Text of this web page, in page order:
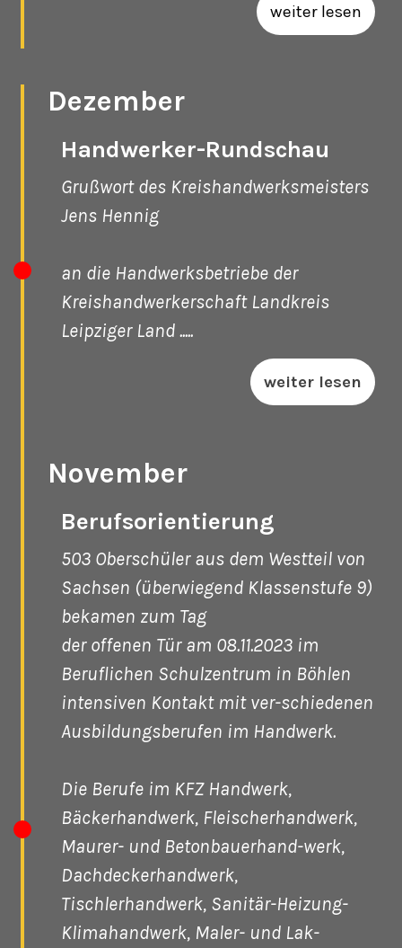
weiter lesen
Handwerker-Rundschau
Grußwort des Kreishandwerksmeisters
Jens Hennig
an die Handwerksbetriebe der
Kreishandwerkerschaft Landkreis
Leipziger Land .....
weiter lesen
Dezember
Berufsorientierung
503 Oberschüler aus dem Westteil von
Sachsen (überwiegend Klassenstufe 9)
bekamen zum Tag
der offenen Tür am 08.11.2023 im
Beruflichen Schulzentrum in Böhlen
intensiven Kontakt mit ver-schiedenen
Ausbildungsberufen im Handwerk.
Die Berufe im KFZ Handwerk,
Bäckerhandwerk, Fleischerhandwerk,
Maurer- und Betonbauerhand-werk,
Dachdeckerhandwerk,
Tischlerhandwerk, Sanitär-Heizung-
Klimahandwerk, Maler- und Lak-
November